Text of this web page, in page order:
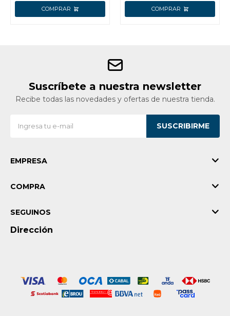
Suscríbete a nuestra newsletter
Recibe todas las novedades y ofertas de nuestra tienda.
SUSCRIBIRME
EMPRESA
COMPRA
Dirección
SEGUINOS